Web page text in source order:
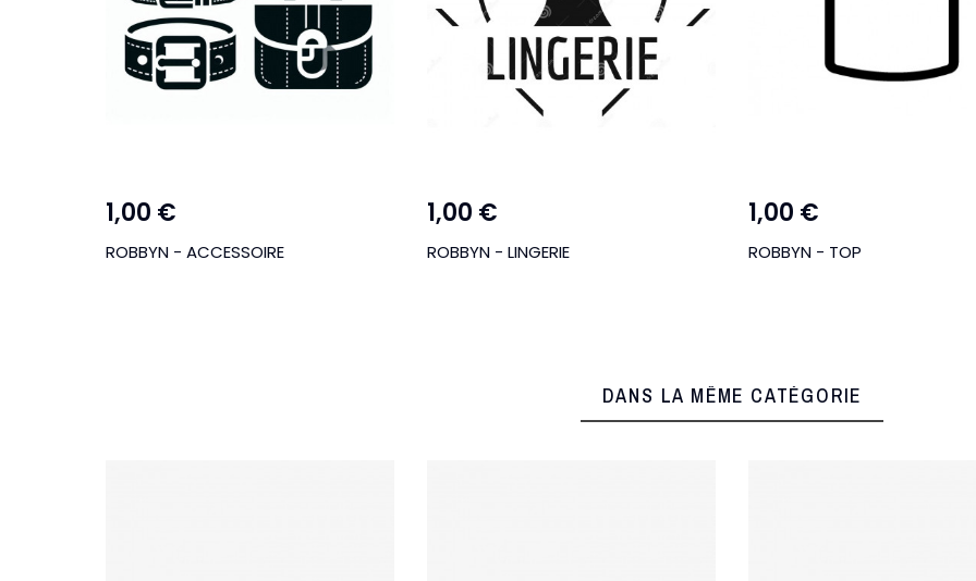
1,00 €
ROBBYN - LINGERIE
1,00 €
ROBBYN - TOP
1,00 €
ROBBYN - BIJOUX
DANS LA MÊME CATÉGORIE